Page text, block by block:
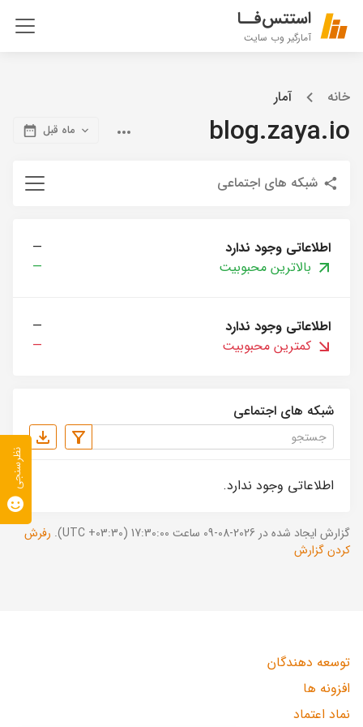
استتس‌فــا
آمارگیر وب سایت
خانه آمار
blog.zaya.io ماه قبل
شبکه های اجتماعی
اطلاعاتی وجود ندارد
—
بالاترین محبوبیت
—
اطلاعاتی وجود ندارد
—
کمترین محبوبیت
—
شبکه های اجتماعی
اطلاعاتی وجود ندارد.
گزارش ایجاد شده در 2026-08-09 ساعت 17:30:00 (UTC +03:30).
رفرش
کردن گزارش
توسعه دهندگان
افزونه ها
نماد اعتماد
نظرسنجی